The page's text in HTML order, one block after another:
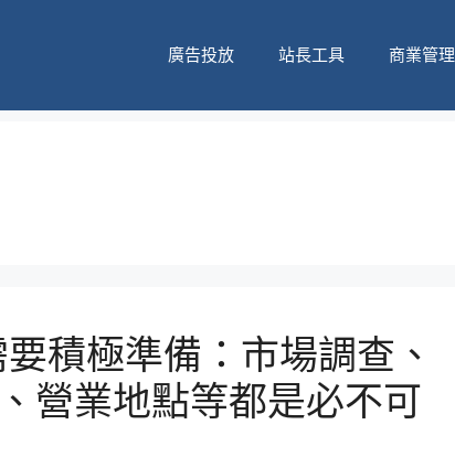
廣告投放 站長工具 商業管理
積極準備：市場調查、
營業地點等都是必不可